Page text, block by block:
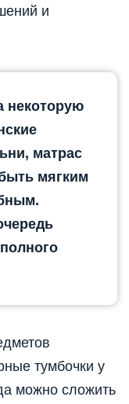
и
некоторую
матрас
мягким
тумбочки у
можно сложить